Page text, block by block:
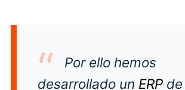
Por ello hemos
desarrollado un ERP de